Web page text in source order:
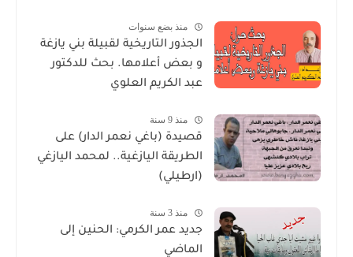
منذ بضع سنوات
الجذور التاريخية لقبيلة بني يازغة
و بعض أعلامها. بحث للدكتور
عبد الكريم العلوي
منذ 9 سنة
قصيدة (باغي نعمر الدار) على
الطريقة اليازغية.. لمحمد اليازغي
(ارطيلي)
منذ 3 سنة
جديد عمر الكرمي: الحنين إلى
الماضي